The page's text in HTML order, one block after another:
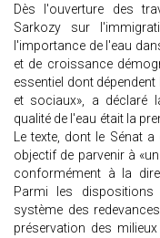
Dès l'ouverture des
Sarkozy sur
l'importance de l'eau
et de croissance
essentiel dont
et sociaux», a déclaré
qualité de l'eau était la
Le texte, dont le Sénat
objectif de parvenir à
conformément à la
Parmi les
système des
préservation des